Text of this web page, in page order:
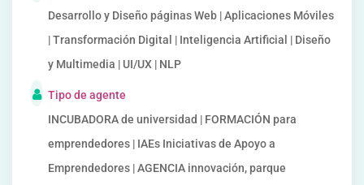
Desarrollo y Diseño páginas Web | Aplicaciones Móviles
| Transformación Digital | Inteligencia Artificial | Diseño
y Multimedia | UI/UX | NLP
Tipo de agente
INCUBADORA de universidad | FORMACIÓN para
emprendedores | IAEs Iniciativas de Apoyo a
Emprendedores | AGENCIA innovación, parque